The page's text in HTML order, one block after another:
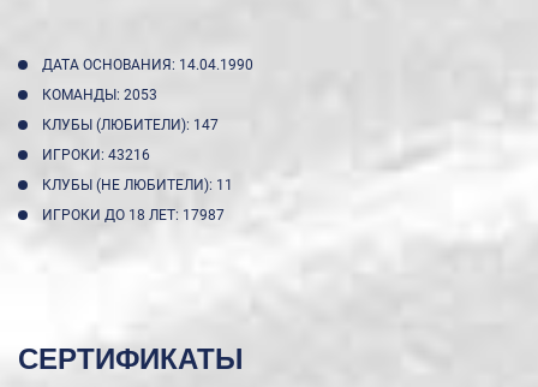
ДАТА ОСНОВАНИЯ: 14.04.1990
КОМАНДЫ: 2053
КЛУБЫ (ЛЮБИТЕЛИ): 147
ИГРОКИ: 43216
КЛУБЫ (НЕ ЛЮБИТЕЛИ): 11
ИГРОКИ ДО 18 ЛЕТ: 17987
СЕРТИФИКАТЫ